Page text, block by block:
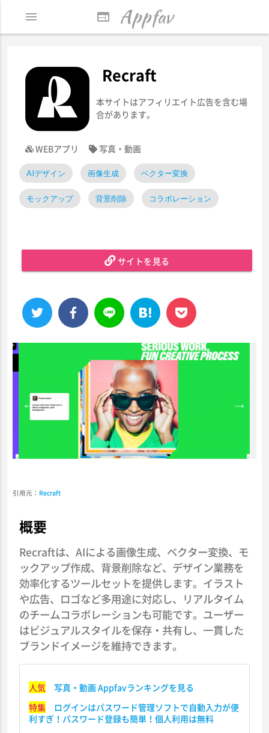
web Appfav
menu
Recraft
WEBアプリ 写真・動画
AIデザイン 画像生成 ベクター変換
モックアップ 背景削除 コラボレーション
本サイトはアフィリエイト広告を含む場
合があります。
サイトを見る
引用元： Recraft
概要
Recraftは、AIによる画像生成、ベクター変換、モ
ックアップ作成、背景削除など、デザイン業務を
効率化するツールセットを提供します。イラスト
や広告、ロゴなど多用途に対応し、リアルタイム
のチームコラボレーションも可能です。ユーザー
はビジュアルスタイルを保存・共有し、一貫した
ブランドイメージを維持できます。
人気
写真・動画 Appfavランキングを見る
特集
ログインはパスワード管理ソフトで自動入力が便
利すぎ！パスワード登録も簡単！個人利用は無料